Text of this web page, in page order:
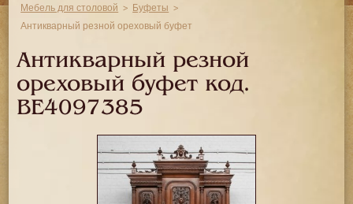
Мебель для столовой
Буфеты
Антикварный резной ореховый буфет
Антикварный резной
ореховый буфет код.
BE4097385